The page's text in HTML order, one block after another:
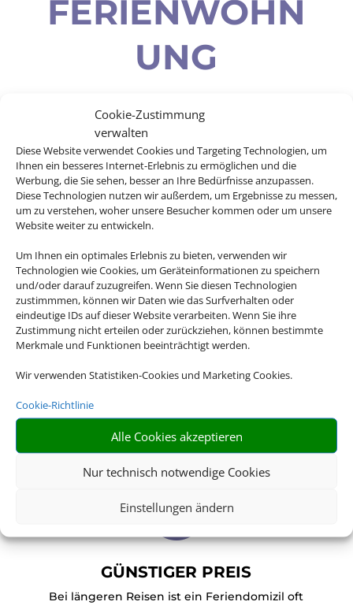
Cookie-Zustimmung
verwalten
Diese Website verwendet Cookies und Targeting Technologien, um
Ihnen ein besseres Internet-Erlebnis zu ermöglichen und die
Werbung, die Sie sehen, besser an Ihre Bedürfnisse anzupassen.
Diese Technologien nutzen wir außerdem, um Ergebnisse zu messen,
um zu verstehen, woher unsere Besucher kommen oder um unsere
Website weiter zu entwickeln.
Um Ihnen ein optimales Erlebnis zu bieten, verwenden wir
Technologien wie Cookies, um Geräteinformationen zu speichern
und/oder darauf zuzugreifen. Wenn Sie diesen Technologien
zustimmmen, können wir Daten wie das Surfverhalten oder
eindeutige IDs auf dieser Website verarbeiten. Wenn Sie ihre
Zustimmung nicht erteilen oder zurückziehen, können bestimmte
Merkmale und Funktionen beeinträchtigt werden.
Wir verwenden Statistiken-Cookies und Marketing Cookies.
Cookie-Richtlinie
Alle Cookies akzeptieren
Nur technisch notwendige Cookies
Einstellungen ändern
ERIENWOHNU
NG
Sie wollen einen entspannten Urlaub
mit Ihren Liebsten genießen, viel Platz
und Zeit für sich haben? Mit einem
Ferienhaus oder einer Ferienwohnung
haben Sie mehr Freiheiten als in einem
Strandurlaub in einer Finca sein soll
oder ob Sie mit Ihrem Hund die Wälder
erkunden wollen: Für nahezu alles gibt
es das passende Angebot.
Urlaub in Ferienhaus oder
Ferienwohnung – wir machen Ihren
Traumurlaub möglich.

GÜNSTIGER PREIS
Bei längeren Reisen ist ein Feriendomizil oft